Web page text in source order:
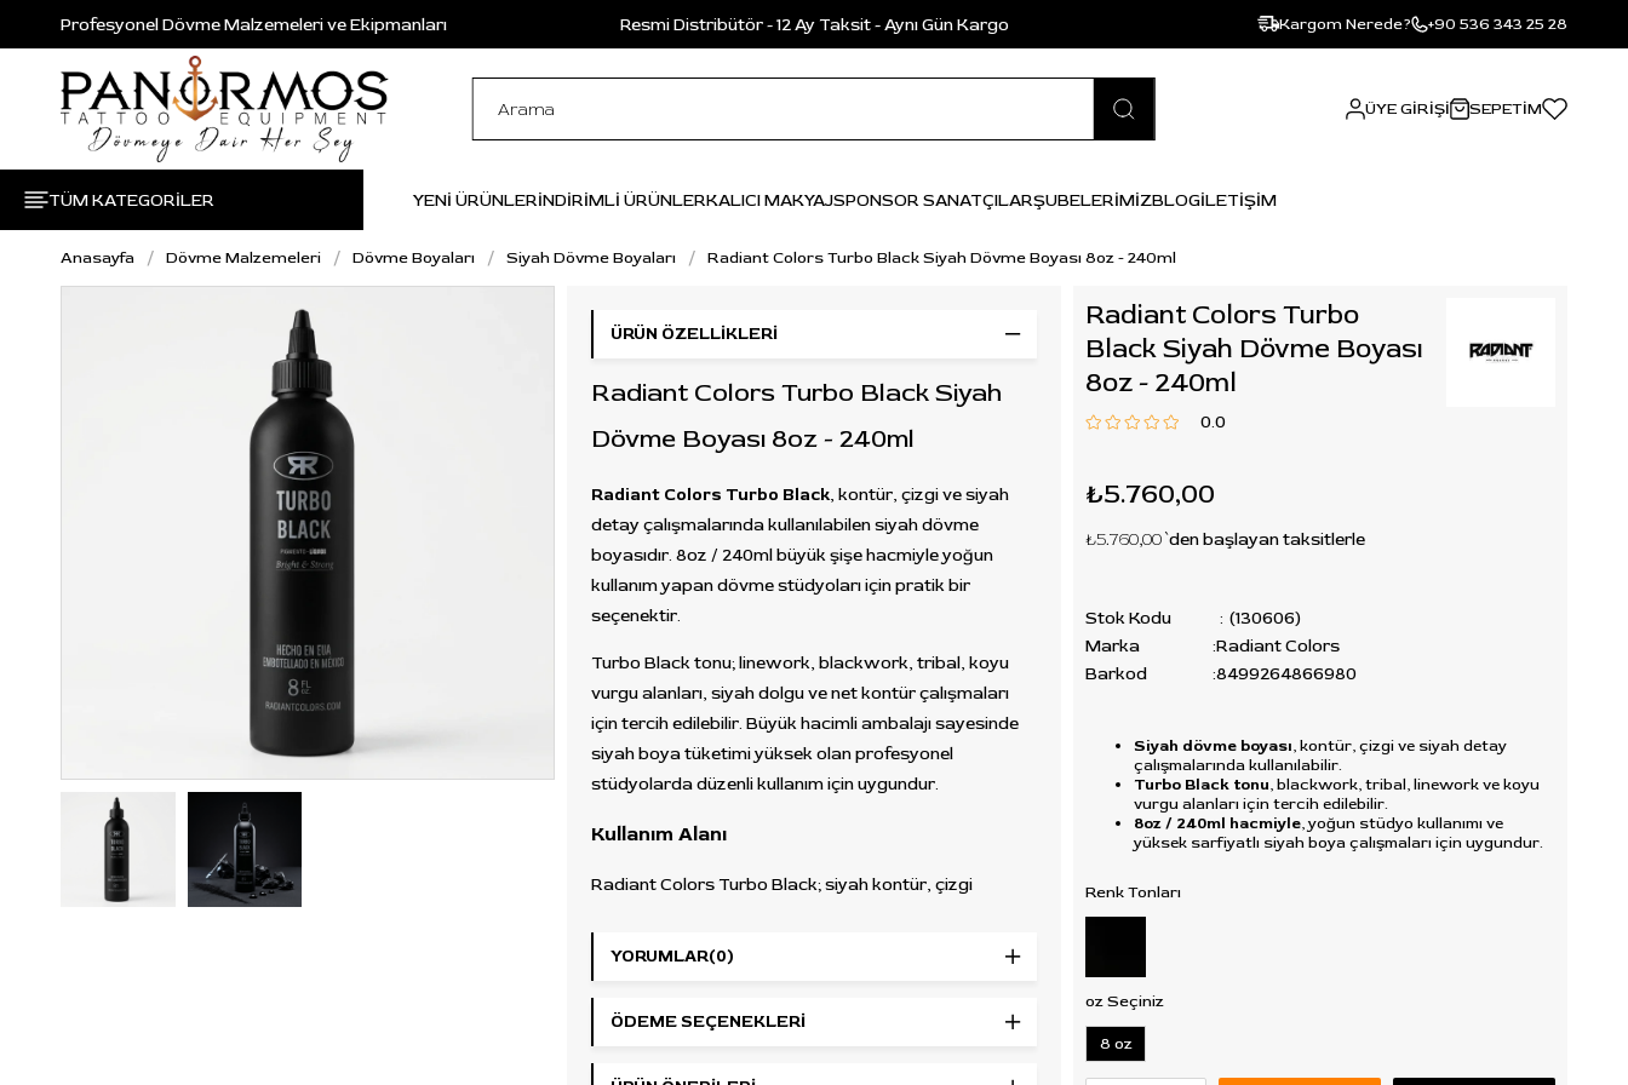
Profesyonel Dövme Malzemeleri ve Ekipmanları Resmi Distribütör - 12 Ay Taksit - Aynı Gün Kargo Kargom Nerede? +90 536 343 25 28
ÜYE GIRIŞI SEPETIM
TÜM KATEGORİLER YENİ ÜRÜNLERİNDİRİMLİ ÜRÜNLERKALICI MAKYAJSPONSOR SANATÇILARŞUBELERİMİZBLOGİLETİŞİM
Anasayfa Dövme Malzemeleri Dövme Boyaları Siyah Dövme Boyaları Radiant Colors Turbo Black Siyah Dövme Boyası 8oz - 240ml
ÜRÜN ÖZELLIKLERI
Radiant Colors Turbo Black Siyah
Dövme Boyası 8oz - 240ml
Radiant Colors Turbo Black, kontür, çizgi ve siyah
detay çalışmalarında kullanılabilen siyah dövme
boyasıdır. 8oz / 240ml büyük şişe hacmiyle yoğun
kullanım yapan dövme stüdyoları için pratik bir
seçenektir.
Turbo Black tonu; linework, blackwork, tribal, koyu
vurgu alanları, siyah dolgu ve net kontür çalışmaları
için tercih edilebilir. Büyük hacimli ambalajı sayesinde
siyah boya tüketimi yüksek olan profesyonel
stüdyolarda düzenli kullanım için uygundur.
Kullanım Alanı
Radiant Colors Turbo Black; siyah kontür, çizgi
detaylar, siyah vurgu alanları ve dolgu çalışmalarında
YORUMLAR(0)
ÖDEME SEÇENEKLERI
Radiant Colors Turbo
Black Siyah Dövme Boyası
8oz - 240ml
0.0
₺5.760,00
₺5.760,00`den başlayan taksitlerle
Stok Kodu
(130606)
Marka
:Radiant Colors
Barkod
:8499264866980
Siyah dövme boyası, kontür, çizgi ve siyah detay
çalışmalarında kullanılabilir.
Turbo Black tonu, blackwork, tribal, linework ve koyu
vurgu alanları için tercih edilebilir.
8oz / 240ml hacmiyle, yoğun stüdyo kullanımı ve
yüksek sarfiyatlı siyah boya çalışmaları için uygundur.
Renk Tonları
oz Seçiniz
8 oz